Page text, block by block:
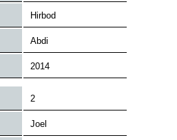
Hirbod
Abdi
2014
2
Joel